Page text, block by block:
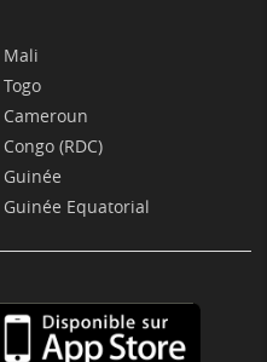
Mali
Togo
Cameroun
Congo (RDC)
Guinée
Guinée Equatorial